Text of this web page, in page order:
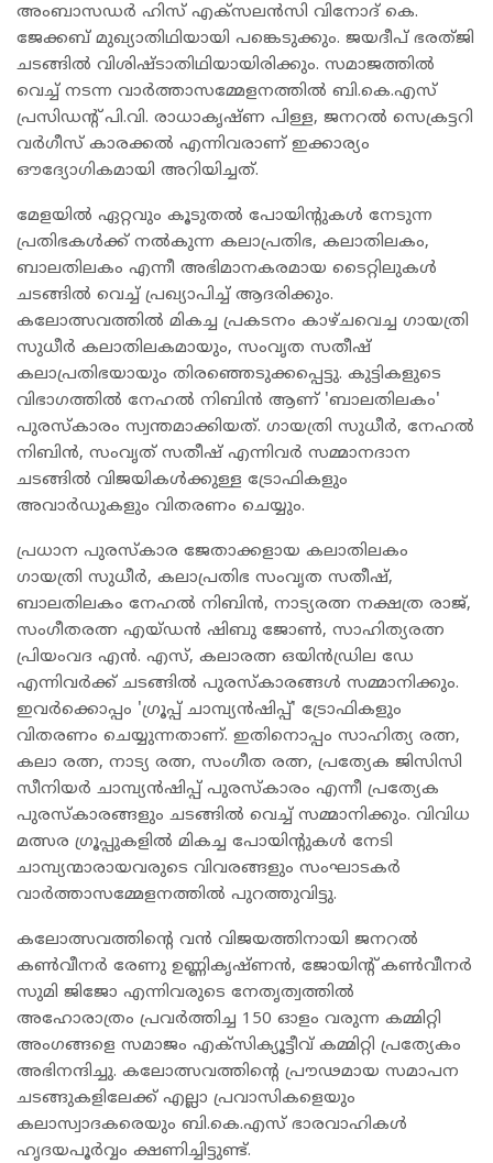
അംബാസഡർ ഹിസ് എക്സലൻസി വിനോദ് കെ.
ജേക്കബ് മുഖ്യാതിഥിയായി പങ്കെടുക്കും. ജയദീപ് ഭരത്ജി
ചടങ്ങിൽ വിശിഷ്ടാതിഥിയായിരിക്കും. സമാജത്തിൽ
വെച്ച് നടന്ന വാർത്താസമ്മേളനത്തിൽ ബി.കെ.എസ്
പ്രസിഡന്റ് പി.വി. രാധാകൃഷ്ണ പിള്ള, ജനറൽ സെക്രട്ടറി
വർഗീസ് കാരക്കൽ എന്നിവരാണ് ഇക്കാര്യം
ഔദ്യോഗികമായി അറിയിച്ചത്.
മേളയിൽ ഏറ്റവും കൂടുതൽ പോയിന്റുകൾ നേടുന്ന
പ്രതിഭകൾക്ക് നൽകുന്ന കലാപ്രതിഭ, കലാതിലകം,
ബാലതിലകം എന്നീ അഭിമാനകരമായ ടൈറ്റിലുകൾ
ചടങ്ങിൽ വെച്ച് പ്രഖ്യാപിച്ച് ആദരിക്കും.
കലോത്സവത്തിൽ മികച്ച പ്രകടനം കാഴ്ചവെച്ച ഗായത്രി
സുധീർ കലാതിലകമായും, സംവൃത സതീഷ്
കലാപ്രതിഭയായും തിരഞ്ഞെടുക്കപ്പെട്ടു. കുട്ടികളുടെ
വിഭാഗത്തിൽ നേഹൽ നിബിൻ ആണ് 'ബാലതിലകം'
പുരസ്കാരം സ്വന്തമാക്കിയത്. ഗായത്രി സുധീർ, നേഹൽ
നിബിൻ, സംവൃത് സതീഷ് എന്നിവർ സമ്മാനദാന
ചടങ്ങിൽ വിജയികൾക്കുള്ള ട്രോഫികളും
അവാർഡുകളും വിതരണം ചെയ്യും.
പ്രധാന പുരസ്കാര ജേതാക്കളായ കലാതിലകം
ഗായത്രി സുധീർ, കലാപ്രതിഭ സംവൃത സതീഷ്,
ബാലതിലകം നേഹൽ നിബിൻ, നാട്യരത്ന നക്ഷത്ര രാജ്,
സംഗീതരത്ന എയ്ഡൻ ഷിബു ജോൺ, സാഹിത്യരത്ന
പ്രിയംവദ എൻ. എസ്, കലാരത്ന ഒയിൻഡ്രില ഡേ
എന്നിവർക്ക് ചടങ്ങിൽ പുരസ്കാരങ്ങൾ സമ്മാനിക്കും.
ഇവർക്കൊപ്പം 'ഗ്രൂപ്പ് ചാമ്പ്യൻഷിപ്പ്' ട്രോഫികളും
വിതരണം ചെയ്യുന്നതാണ്. ഇതിനൊപ്പം സാഹിത്യ രത്ന,
കലാ രത്ന, നാട്യ രത്ന, സംഗീത രത്ന, പ്രത്യേക ജിസിസി
സീനിയർ ചാമ്പ്യൻഷിപ്പ് പുരസ്‌കാരം എന്നീ പ്രത്യേക
പുരസ്കാരങ്ങളും ചടങ്ങിൽ വെച്ച് സമ്മാനിക്കും. വിവിധ
മത്സര ഗ്രൂപ്പുകളിൽ മികച്ച പോയിന്റുകൾ നേടി
ചാമ്പ്യന്മാരായവരുടെ വിവരങ്ങളും സംഘാടകർ
വാർത്താസമ്മേളനത്തിൽ പുറത്തുവിട്ടു.
കലോത്സവത്തിന്റെ വൻ വിജയത്തിനായി ജനറൽ
കൺവീനർ രേണു ഉണ്ണികൃഷ്ണൻ, ജോയിന്റ് കൺവീനർ
സുമി ജിജോ എന്നിവരുടെ നേതൃത്വത്തിൽ
അഹോരാത്രം പ്രവർത്തിച്ച 150 ഓളം വരുന്ന കമ്മിറ്റി
അംഗങ്ങളെ സമാജം എക്സിക്യൂട്ടീവ് കമ്മിറ്റി പ്രത്യേകം
അഭിനന്ദിച്ചു. കലോത്സവത്തിന്റെ പ്രൗഢമായ സമാപന
ചടങ്ങുകളിലേക്ക് എല്ലാ പ്രവാസികളെയും
കലാസ്വാദകരെയും ബി.കെ.എസ് ഭാരവാഹികൾ
ഹൃദയപൂർവ്വം ക്ഷണിച്ചിട്ടുണ്ട്.